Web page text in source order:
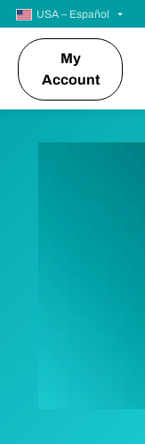
USA – Español
My
Account